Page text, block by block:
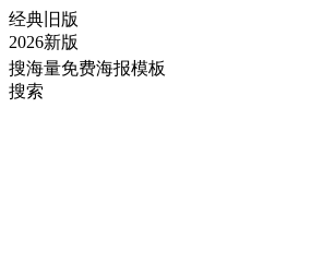
经典旧版
2026新版
搜海量免费海报模板
搜索